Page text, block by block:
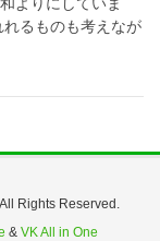
よりにしていま
るものも考えなが
Rights Reserved.
& VK All in One